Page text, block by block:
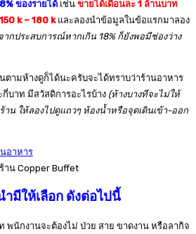
ของรายได้ เช่น ขายได้เดือนละ 1 ล้านบาท
k – 180 kและลองนำข้อมูลในข้อแรกมาลอง
ากประสบการณ์หากเกิน 18% ก็ยังพอมีช่องว่าง
ตามห้างดูก็ได้นะครับจะได้ทราบว่าร้านอาหาร
บาท มีสวัสดิการอะไรบ้าง (ห้างบางทีจะไม่ให้
น ให้ลองไปดูแถวๆ ห้องน้ำหรือจุดเดินเข้า-ออก
น Copper Buffet
มีให้เลือก ดังต่อไปนี้
พนักงานจะต้องไม่ ป่วย สาย ขาดงาน หรือลากิจ